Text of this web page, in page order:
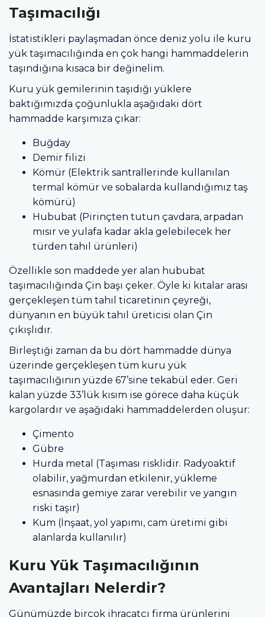
Taşımacılığı
İstatistikleri paylaşmadan önce deniz yolu ile kuru
yük taşımacılığında en çok hangi hammaddelerin
taşındığına kısaca bir değinelim.
Kuru yük gemilerinin taşıdığı yüklere
baktığımızda çoğunlukla aşağıdaki dört
hammadde karşımıza çıkar:
Buğday
Demir filizi
Kömür (Elektrik santrallerinde kullanılan
termal kömür ve sobalarda kullandığımız taş
kömürü)
Hububat (Pirinçten tutun çavdara, arpadan
mısır ve yulafa kadar akla gelebilecek her
türden tahıl ürünleri)
Özellikle son maddede yer alan hububat
taşımacılığında Çin başı çeker. Öyle ki kıtalar arası
gerçekleşen tüm tahıl ticaretinin çeyreği,
dünyanın en büyük tahıl üreticisi olan Çin
çıkışlıdır.
Birleştiği zaman da bu dört hammadde dünya
üzerinde gerçekleşen tüm kuru yük
taşımacılığının yüzde 67’sine tekabül eder. Geri
kalan yüzde 33’lük kısım ise görece daha küçük
kargolardır ve aşağıdaki hammaddelerden oluşur:
Çimento
Gübre
Hurda metal (Taşıması risklidir. Radyoaktif
olabilir, yağmurdan etkilenir, yükleme
esnasında gemiye zarar verebilir ve yangın
riski taşır)
Kum (İnşaat, yol yapımı, cam üretimi gibi
alanlarda kullanılır)
Kuru Yük Taşımacılığının
Avantajları Nelerdir?
Günümüzde birçok ihracatçı firma ürünlerini